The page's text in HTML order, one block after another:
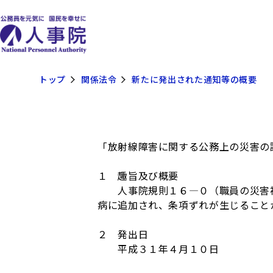
トップ 関係法令 新たに発出された通知等の概要
「放射線障害に関する公務上の災害
１ 趣旨及び概要
人事院規則１６―０（職員の災害
病に追加され、条項ずれが生じるこ
２ 発出日
平成３１年４月１０日